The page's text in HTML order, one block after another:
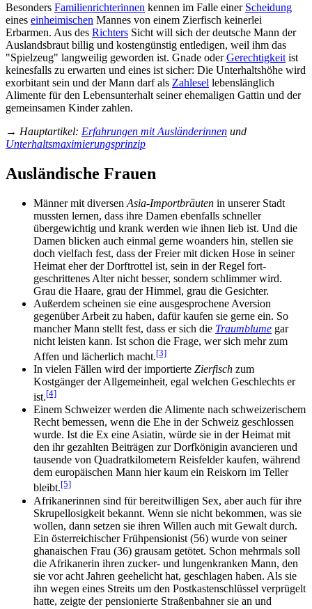
Besonders Familienrichterinnen kennen im Falle einer Scheidung
eines einheimischen Mannes von einem Zierfisch keinerlei
Erbarmen. Aus des Richters Sicht will sich der deutsche Mann der
Auslands­braut billig und kosten­günstig entledigen, weil ihm das
"Spielzeug" lang­weilig geworden ist. Gnade oderGerechtigkeit ist
keinesfalls zu erwarten und eines ist sicher: Die Unterhalts­höhe wird
exorbitant sein und der Mann darf als Zahlesel lebens­länglich
Alimente für den Lebensunterhalt seiner ehemaligen Gattin und der
gemeinsamen Kinder zahlen.
→ Hauptartikel: Erfahrungen mit Ausländerinnen und
Unterhaltsmaximierungsprinzip
Ausländische Frauen
Männer mit diversen Asia-Import­bräuten in unserer Stadt
mussten lernen, dass ihre Damen ebenfalls schneller
übergewichtig und krank werden wie ihnen lieb ist. Und die
Damen blicken auch einmal gerne woanders hin, stellen sie
doch vielfach fest, dass der Freier mit dicken Hose in seiner
Heimat eher der Dorf­trottel ist, sein in der Regel fort­
geschrittenes Alter nicht besser, sondern schlimmer wird.
Grau die Haare, grau der Himmel, grau die Gesichter.
Außerdem scheinen sie eine ausgesprochene Aversion
gegenüber Arbeit zu haben, dafür kaufen sie gerne ein. So
mancher Mann stellt fest, dass er sich die Traumblume gar
nicht leisten kann. Ist schon die Frage, wer sich mehr zum
Affen und lächerlich macht.[3]
In vielen Fällen wird der importierte Zierfisch zum
Kostgänger der Allgemeinheit, egal welchen Geschlechts er
ist.[4]
Einem Schweizer werden die Alimente nach schweizerischem
Recht bemessen, wenn die Ehe in der Schweiz geschlossen
wurde. Ist die Ex eine Asiatin, würde sie in der Heimat mit
den ihr gezahlten Beiträgen zur Dorfkönigin avancieren und
tausende von Quadrat­kilometern Reisfelder kaufen, während
dem europäischen Mann hier kaum ein Reiskorn im Teller
bleibt.[5]
Afrikanerinnen sind für bereitwilligen Sex, aber auch für ihre
Skrupel­losigkeit bekannt. Wenn sie nicht bekommen, was sie
wollen, dann setzen sie ihren Willen auch mit Gewalt durch.
Ein öster­reichischer Früh­pensionist (56) wurde von seiner
ghanaischen Frau (36) grausam getötet. Schon mehrmals soll
die Afrikanerin ihren zucker- und lungen­kranken Mann, den
sie vor acht Jahren geehelicht hat, geschlagen haben. Als sie
ihn wegen eines Streits um den Postkasten­schlüssel verprügelt
hatte, zeigte der pensionierte Straßen­bahner sie an und